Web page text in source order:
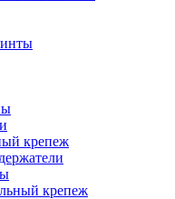
крепеж
крепеж